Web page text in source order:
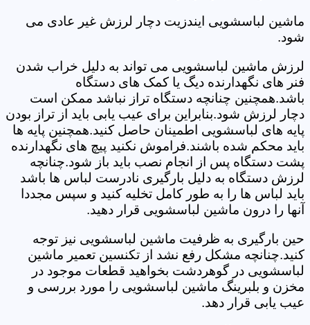
ماشین لباسشویی ایندزیت دچار لرزش غیر عادی می
شود.
لرزش ماشین لباسشویی می تواند به دلیل خراب شدن
فنر های نگهدارنده دیگ یا کمک های دستگاه
باشد.همچنین چنانچه دستگاه تراز نباشد ممکن است
دچار لرزش شود.بنابراین برای عیب یابی باید از تراز بودن
پایه های لباسشویی اطمینان حاصل کنید.همچنین پایه ها
باید محکم شده باشند.فراموش نکنید پیچ های نگهدارنده
پشت دستگاه پس از انجام نصب باید باز شود.چنانچه
لرزش دستگاه به دلیل بارگیری نادرست لباس ها باشد
باید لباس ها را به طور کامل تخلیه کنید و سپس مجددا
آنها را درون ماشین لباسشویی قرار دهید.
حین بارگیری به ظرفیت ماشین لباسشویی نیز توجه
کنید.چنانچه مشکل رفع نشد از تکنسین تعمیر ماشین
لباسشویی در گوهردشت بخواهید قطعات موجود در
مخزن و بلبرینگ ماشین لباسشویی را مورد بررسی و
عیب یابی قرار دهد.